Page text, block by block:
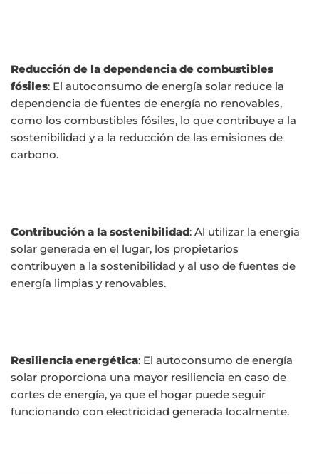
Reducción de la dependencia de combustibles
fósiles: El autoconsumo de energía solar reduce la
dependencia de fuentes de energía no renovables,
como los combustibles fósiles, lo que contribuye a la
sostenibilidad y a la reducción de las emisiones de
carbono.
Contribución a la sostenibilidad: Al utilizar la energía
solar generada en el lugar, los propietarios
contribuyen a la sostenibilidad y al uso de fuentes de
energía limpias y renovables.
Resiliencia energética: El autoconsumo de energía
solar proporciona una mayor resiliencia en caso de
cortes de energía, ya que el hogar puede seguir
funcionando con electricidad generada localmente.